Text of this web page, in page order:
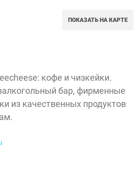
ПОКАЗАТЬ НА КАРТЕ
кофе и чизкейки.
бар, фирменные
из качественных продуктов